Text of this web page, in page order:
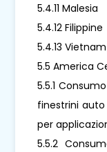
5.4.11 Malesia
5.4.12 Filippine
5.4.13 Vietnam
5.5 America
5.5.1
finestrini auto
per
5.5.2